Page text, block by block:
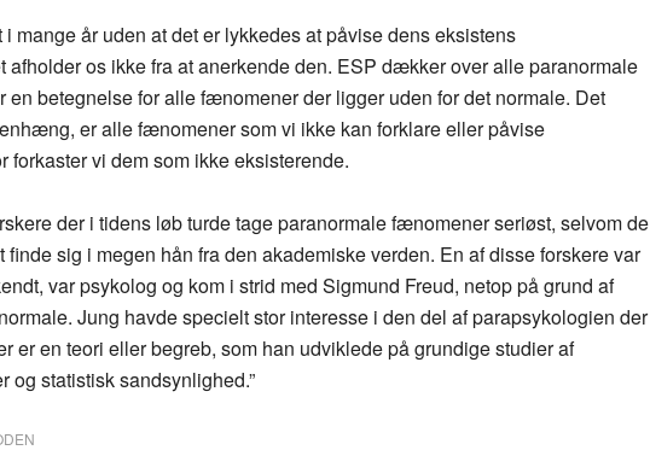
mange år uden at det er lykkedes at påvise dens eksistens
afholder os ikke fra at anerkende den. ESP dækker over alle paranormale
betegnelse for alle fænomener der ligger uden for det normale. Det
er alle fænomener som vi ikke kan forklare eller påvise
forkaster vi dem som ikke eksisterende.
der i tidens løb turde tage paranormale fænomener seriøst, selvom de
finde sig i megen hån fra den akademiske verden. En af disse forskere var
var psykolog og kom i strid med Sigmund Freud, netop på grund af
Jung havde specielt stor interesse i den del af parapsykologien der
er en teori eller begreb, som han udviklede på grundige studier af
statistisk sandsynlighed.”